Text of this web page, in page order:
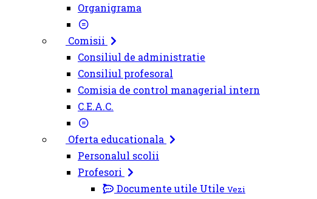
Organigrama
Comisii
Consiliul de administratie
Consiliul profesoral
Comisia de control managerial intern
C.E.A.C.
Oferta educationala
Personalul scolii
Profesori
Documente utile Utile Vezi